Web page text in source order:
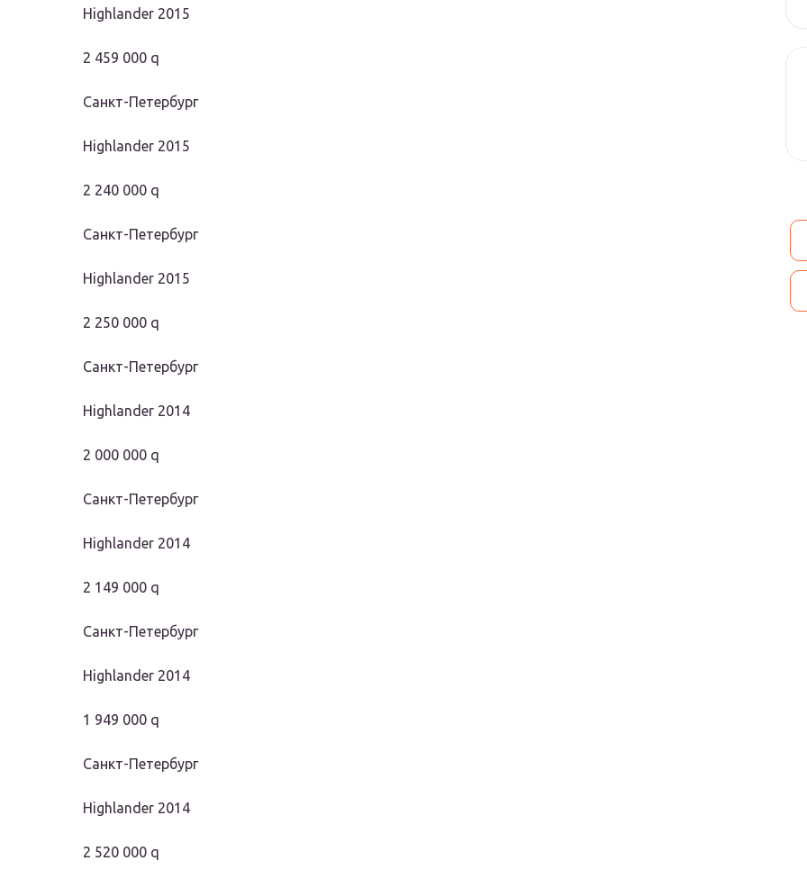
Highlander 2015
2 459 000 q
Санкт-Петербург
Highlander 2015
2 240 000 q
Санкт-Петербург
Highlander 2015
2 250 000 q
Санкт-Петербург
Highlander 2014
2 000 000 q
Санкт-Петербург
Highlander 2014
2 149 000 q
Санкт-Петербург
Highlander 2014
1 949 000 q
Санкт-Петербург
Highlander 2014
2 520 000 q